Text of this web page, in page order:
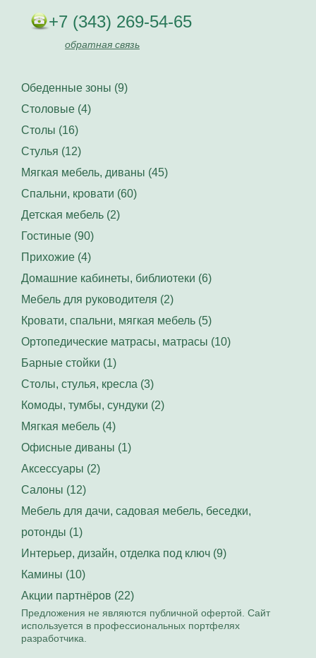
+7 (343) 269-54-65
обратная связь
Обеденные зоны (9)
Столовые (4)
Столы (16)
Стулья (12)
Мягкая мебель, диваны (45)
Спальни, кровати (60)
Детская мебель (2)
Гостиные (90)
Прихожие (4)
Домашние кабинеты, библиотеки (6)
Мебель для руководителя (2)
Кровати, спальни, мягкая мебель (5)
Ортопедические матрасы, матрасы (10)
Барные стойки (1)
Столы, стулья, кресла (3)
Комоды, тумбы, сундуки (2)
Мягкая мебель (4)
Офисные диваны (1)
Аксессуары (2)
Салоны (12)
Мебель для дачи, садовая мебель, беседки,
ротонды (1)
Интерьер, дизайн, отделка под ключ (9)
Камины (10)
Акции партнёров (22)
Предложения не являются публичной офертой. Сайт
используется в профессиональных портфелях
разработчика.